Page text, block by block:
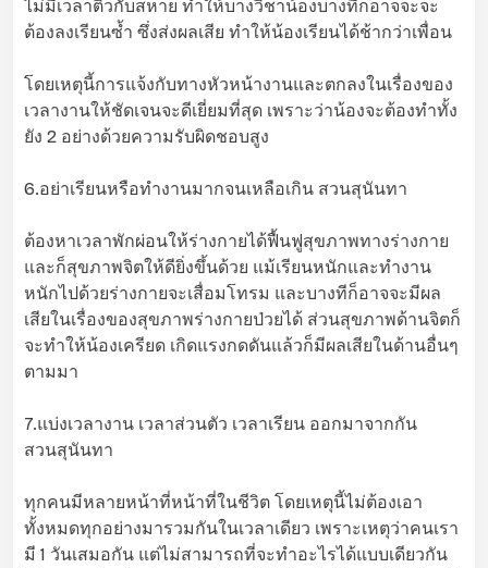
ไม่มีเวลาติวกับสหาย ทำให้บางวิชาน้องบางทีก็อาจจะจะ
ต้องลงเรียนซ้ำ ซึ่งส่งผลเสีย ทำให้น้องเรียนได้ช้ากว่าเพื่อน
โดยเหตุนี้การแจ้งกับทางหัวหน้างานและตกลงในเรื่องของ
เวลางานให้ชัดเจนจะดีเยี่ยมที่สุด เพราะว่าน้องจะต้องทำทั้ง
ยัง 2 อย่างด้วยความรับผิดชอบสูง
6.อย่าเรียนหรือทำงานมากจนเหลือเกิน สวนสุนันทา
ต้องหาเวลาพักผ่อนให้ร่างกายได้ฟื้นฟูสุขภาพทางร่างกาย
และก็สุขภาพจิตให้ดียิ่งขึ้นด้วย แม้เรียนหนักและทำงาน
หนักไปด้วยร่างกายจะเสื่อมโทรม และบางทีก็อาจจะมีผล
เสียในเรื่องของสุขภาพร่างกายป่วยได้ ส่วนสุขภาพด้านจิตก็
จะทำให้น้องเครียด เกิดแรงกดดันแล้วก็มีผลเสียในด้านอื่นๆ
ตามมา
7.แบ่งเวลางาน เวลาส่วนตัว เวลาเรียน ออกมาจากกัน
สวนสุนันทา
ทุกคนมีหลายหน้าที่หน้าที่ในชีวิต โดยเหตุนี้ไม่ต้องเอา
ทั้งหมดทุกอย่างมารวมกันในเวลาเดียว เพราะเหตุว่าคนเรา
มี 1 วันเสมอกัน แต่ไม่สามารถที่จะทำอะไรได้แบบเดียวกัน